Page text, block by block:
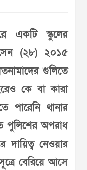
একটি স্কুলের
(২৮) ২০১৫
গুলিতে
কে বা কারা
পারেনি থানার
পুলিশের অপরাধ
দায়িত্ব নেওয়ার
বেরিয়ে আসে